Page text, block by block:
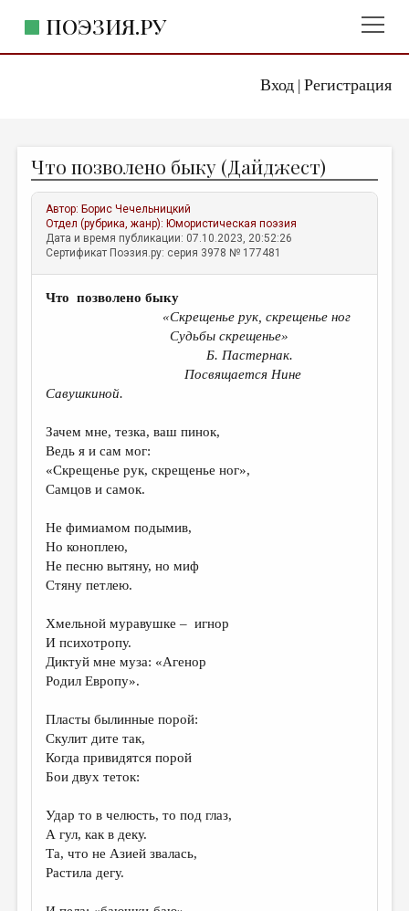
Вход| Регистрация
ПОЭЗИЯ.РУ
ЖАНРЫ
АВТОРЫ
КОММЕНТАРИИ
ЛИТСАЛОН
НОВОСТИ
ИЗБРАННОЕ
ДАЙДЖЕСТ
ПРОИЗВЕДЕНИЯ
ПЕРЕВОДЫ
КОНКУРСЫ
ДЕТСКАЯ КОМНАТА
КНИЖНАЯ ПОЛКА
ОБЗОР ЛИТЕРАТУРЫ
СТРАНИЦЫ ПАМЯТИ
ОБЪЯВЛЕНИЯ
КОЛОНКА РЕДАКТОРА
РЕДКОЛЛЕГИЯ
МАЛАЯ ПРОЗА
ЭССЕИСТИКА
Что позволено быку (Дайджест)
Автор: Борис Чечельницкий
Отдел (рубрика, жанр): Юмористическая поэзия
Дата и время публикации: 07.10.2023, 20:52:26
Сертификат Поэзия.ру: серия 3978 № 177481
Что позволено быку
«Скрещенье рук, скрещенье ног
Судьбы скрещенье»
Б. Пастернак.
Посвящается Нине
Савушкиной.
Зачем мне, тезка, ваш пинок,
Ведь я и сам мог:
«Скрещенье рук, скрещенье ног»,
Самцов и самок.
Не фимиамом подымив,
Но коноплею,
Не песню вытяну, но миф
Стяну петлею.
Хмельной муравушке – игнор
И психотропу.
Диктуй мне муза: «Агенор
Родил Европу».
Пласты былинные порой:
Скулит дите так,
Когда привидятся порой
Бои двух теток:
Удар то в челюсть, то под глаз,
А гул, как в деку.
Та, что не Азией звалась,
Растила дегу.